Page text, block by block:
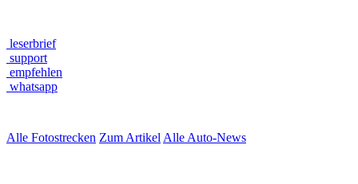
leserbrief
support
empfehlen
whatsapp
Alle Fotostrecken Zum Artikel Alle Auto-News